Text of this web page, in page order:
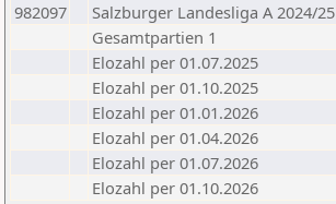
982097
Salzburger Landesliga A 2024/25
Gesamtpartien 1
Elozahl per 01.07.2025
Elozahl per 01.10.2025
Elozahl per 01.01.2026
Elozahl per 01.04.2026
Elozahl per 01.07.2026
Elozahl per 01.10.2026